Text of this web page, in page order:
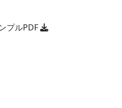
プルPDF